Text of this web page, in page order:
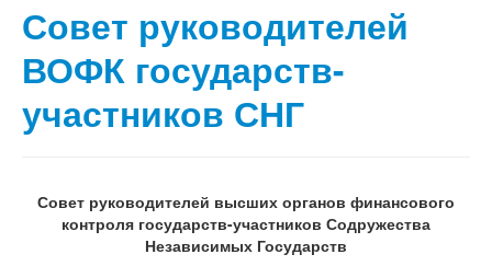
Совет руководителей
ВОФК государств-
участников СНГ
Совет руководителей высших органов финансового
контроля государств-участников Содружества
Независимых Государств